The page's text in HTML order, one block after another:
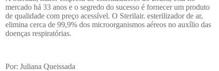
mercado há 33 anos e o segredo do sucesso é fornecer um produto
de qualidade com preço acessível. O Sterilair. esterilizador de ar,
elimina cerca de 99,9% dos microorganismos aéreos no auxílio das
doenças respiratórias.
Por: Juliana Queissada